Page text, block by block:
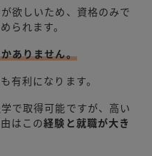
欲しいため、資格のみで
られます。
ありません。
有利になります。
で取得可能ですが、高い
はこの経験と就職が大き